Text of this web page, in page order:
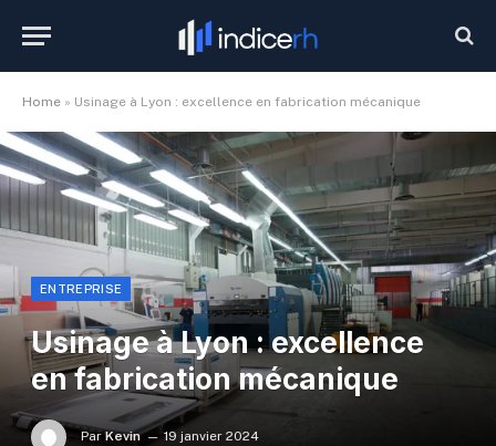
Home » Usinage à Lyon : excellence en fabrication mécanique
ENTREPRISE
Usinage à Lyon : excellence
en fabrication mécanique
Par Kevin 19 janvier 2024